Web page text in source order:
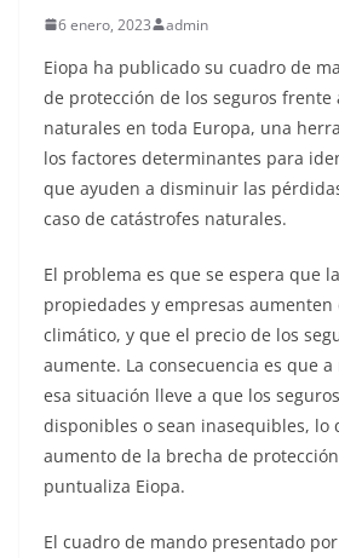
6 enero, 2023 admin
Eiopa ha publicado su cuadro de
de protección de los seguros frente
naturales en toda Europa, una
los factores determinantes para
que ayuden a disminuir las
caso de catástrofes naturales.
El problema es que se espera que
propiedades y empresas
climático, y que el precio de los
aumente. La consecuencia es que
esa situación lleve a que los
disponibles o sean inasequibles, lo
aumento de la brecha de
puntualiza Eiopa.
El cuadro de mando presentado